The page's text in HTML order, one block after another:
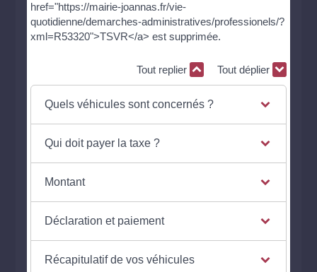
href="https://mairie-joannas.fr/vie-
quotidienne/demarches-administratives/professionels/?
xml=R53320">TSVR</a> est supprimée.
Tout replier Tout déplier
Quels véhicules sont concernés ?
Qui doit payer la taxe ?
Montant
Déclaration et paiement
Récapitulatif de vos véhicules